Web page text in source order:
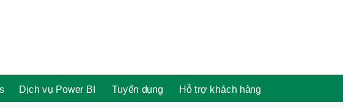
Dịch vụ Power BI Tuyển dụng Hỗ trợ khách hàng